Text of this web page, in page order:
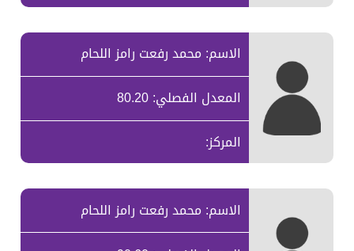
الاسم: محمد رفعت رامز اللحام
المعدل الفصلي: 80.20
المركز:
الاسم: محمد رفعت رامز اللحام